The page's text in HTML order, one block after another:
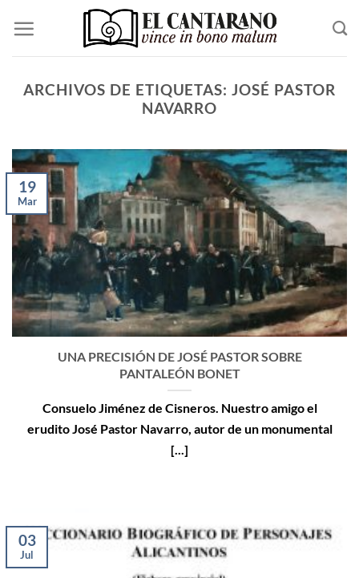
contenido
ARCHIVOS DE ETIQUETAS:JOSÉ PASTOR
NAVARRO
UNA PRECISIÓN DE JOSÉ PASTOR SOBRE
PANTALEÓN BONET
Consuelo Jiménez de Cisneros. Nuestro amigo el
erudito José Pastor Navarro, autor de un monumental
[...]
19
Mar
03
Jul